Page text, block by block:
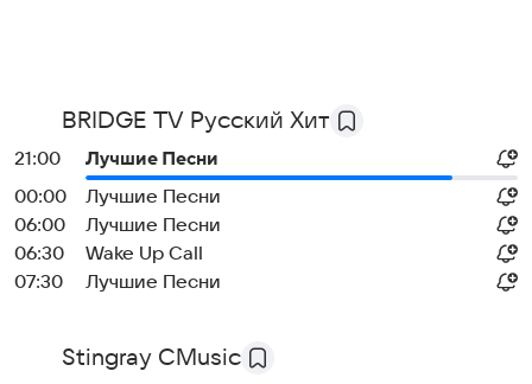
BRIDGE TV Русский Хит
21:00
Лучшие Песни
00:00
Лучшие Песни
06:00
Лучшие Песни
06:30
Wake Up Call
07:30
Лучшие Песни
Stingray CMusic